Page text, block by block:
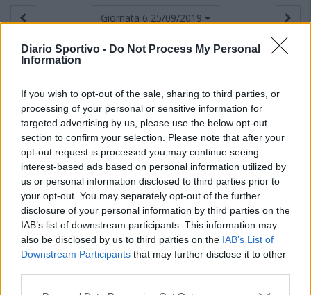
Diario Sportivo - Do Not Process My Personal
Information
If you wish to opt-out of the sale, sharing to third parties, or
processing of your personal or sensitive information for
targeted advertising by us, please use the below opt-out
section to confirm your selection. Please note that after your
opt-out request is processed you may continue seeing
interest-based ads based on personal information utilized by
us or personal information disclosed to third parties prior to
your opt-out. You may separately opt-out of the further
disclosure of your personal information by third parties on the
IAB’s list of downstream participants. This information may
also be disclosed by us to third parties on the IAB’s List of
Downstream Participants that may further disclose it to other
Giornata 6 25/09/2019